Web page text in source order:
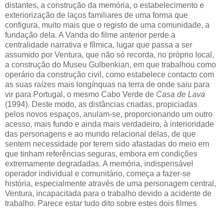
distantes, a construção da memória, o estabelecimento e
exteriorização de laços familiares de uma forma que
configura, muito mais que o registo de uma comunidade, a
fundação dela. A Vanda do filme anterior perde a
centralidade narrativa e fílmica, lugar que passa a ser
assumido por Ventura, que não só recorda, no próprio local,
a construção do Museu Gulbenkian, em que trabalhou como
operário da construção civil, como estabelece contacto com
as suas raízes mais longínquas na terra de onde saiu para
vir para Portugal, o mesmo Cabo Verde de Casa de Lava
(1994). Deste modo, as distâncias criadas, propiciadas
pelos novos espaços, anulam-se, proporcionando um outro
acesso, mais fundo e ainda mais verdadeiro, à interioridade
das personagens e ao mundo relacional delas, de que
sentem necessidade por terem sido afastadas do meio em
que tinham referências seguras, embora em condições
extremamente degradadas. A memória, indispensável
operador individual e comunitário, começa a fazer-se
história, especialmente através de uma personagem central,
Ventura, incapacitada para o trabalho devido a acidente de
trabalho. Parece estar tudo dito sobre estes dois filmes